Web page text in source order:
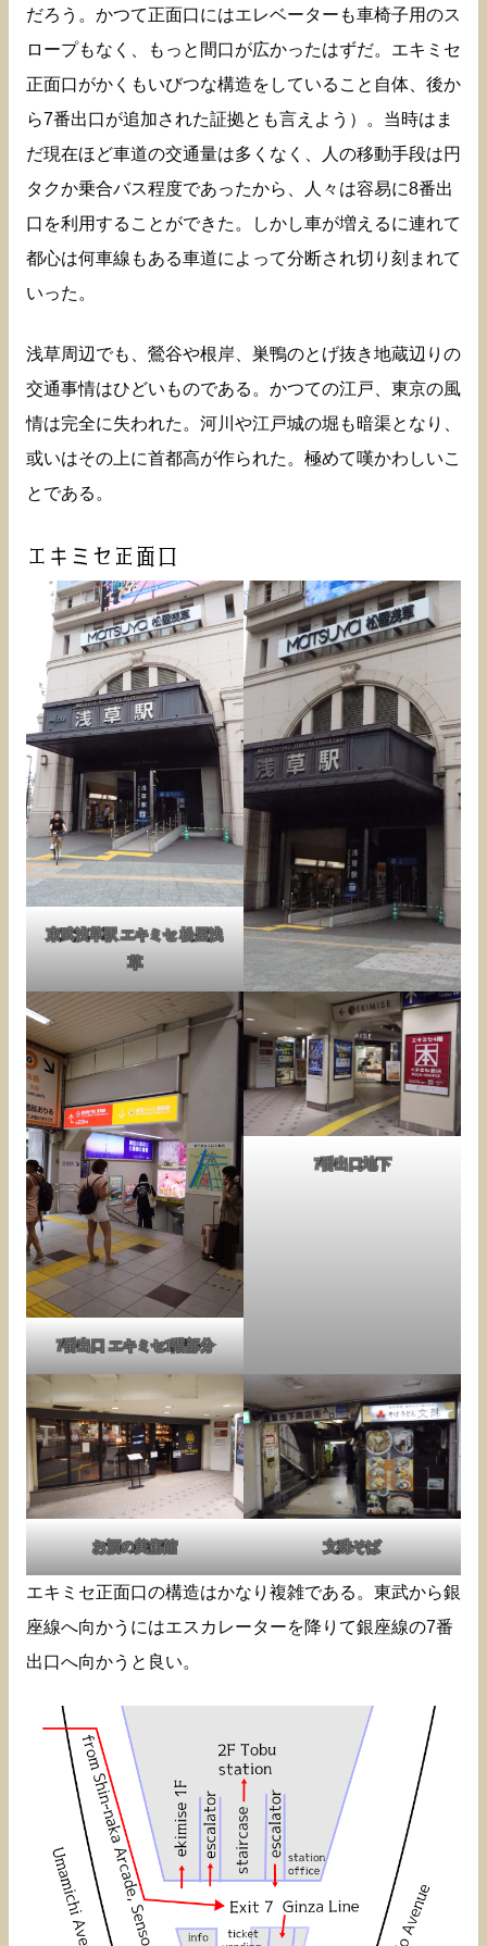
だろう。かつて正面口にはエレベーターも車椅子用のス
ロープもなく、もっと間口が広かったはずだ。エキミセ
正面口がかくもいびつな構造をしていること自体、後か
ら7番出口が追加された証拠とも言えよう）。当時はま
だ現在ほど車道の交通量は多くなく、人の移動手段は円
タクか乗合バス程度であったから、人々は容易に8番出
口を利用することができた。しかし車が増えるに連れて
都心は何車線もある車道によって分断され切り刻まれて
いった。
浅草周辺でも、鶯谷や根岸、巣鴨のとげ抜き地蔵辺りの
交通事情はひどいものである。かつての江戸、東京の風
情は完全に失われた。河川や江戸城の堀も暗渠となり、
或いはその上に首都高が作られた。極めて嘆かわしいこ
とである。
エキミセ正面口
東武浅草駅 エキミセ 松屋浅
草
7番出口 エキミセ1階部分
7番出口地下
お酒の美術館 文殊そば
エキミセ正面口の構造はかなり複雑である。東武から銀
座線へ向かうにはエスカレーターを降りて銀座線の7番
出口へ向かうと良い。